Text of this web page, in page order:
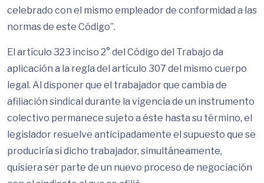
celebrado con el mismo empleador de conformidad a las
normas de este Código”.
El artículo 323 inciso 2° del Código del Trabajo da
aplicación a la regla del artículo 307 del mismo cuerpo
legal. Al disponer que el trabajador que cambia de
afiliación sindical durante la vigencia de un instrumento
colectivo permanece sujeto a éste hasta su término, el
legislador resuelve anticipadamente el supuesto que se
produciría si dicho trabajador, simultáneamente,
quisiera ser parte de un nuevo proceso de negociación